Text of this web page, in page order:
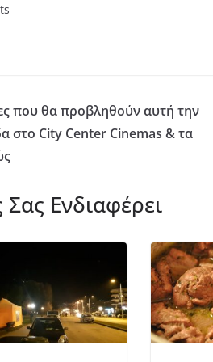
ε
που θα προβληθούν αυτή την
στο City Center Cinemas & τα
Σας Ενδιαφέρει